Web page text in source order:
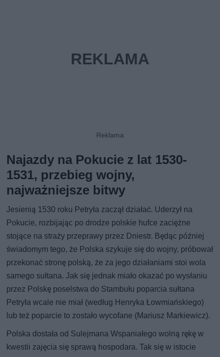
Najazdy na Pokucie z lat 1530-
1531, przebieg wojny,
najważniejsze bitwy
Jesienią 1530 roku Petryła zaczął działać. Uderzył na
Pokucie, rozbijając po drodze polskie hufce zaciężne
stojące na straży przeprawy przez Dniestr. Będąc później
świadomym tego, że Polska szykuje się do wojny, próbował
przekonać stronę polską, że za jego działaniami stoi wola
samego sułtana. Jak się jednak miało okazać po wysłaniu
przez Polskę poselstwa do Stambułu poparcia sułtana
Petryła wcale nie miał (według Henryka Łowmiańskiego)
lub też poparcie to zostało wycofane (Mariusz Markiewicz).
Polska dostała od Sulejmana Wspaniałego wolną rękę w
kwestii zajęcia się sprawą hospodara. Tak się w istocie